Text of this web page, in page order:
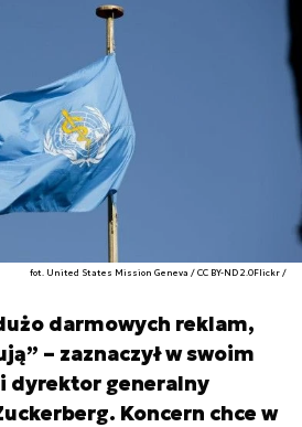
fot. United States Mission Geneva / CC BY-ND 2.0Flickr /
darmowych reklam,
– zaznaczył w swoim
dyrektor generalny
Koncern chce w